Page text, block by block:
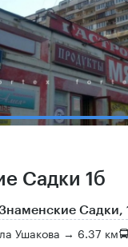
Садки 1б
Садки,
Ушакова → 6.37 км